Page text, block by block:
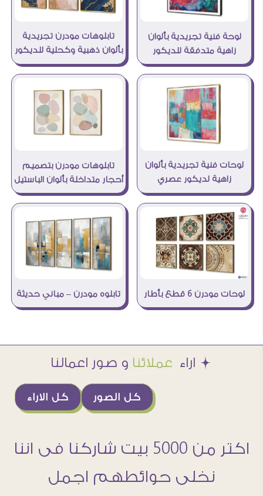
لوحة فنية تجريدية بألوان
زاهية متدفقة للديكور
تابلوهات مودرن تجريدية
بألوان ذهبية وكحلية للديكور
لوحات فنية تجريدية بألوان
زاهية لديكور عصري
تابلوهات مودرن بتصميم
أحجار متداخلة بألوان الباستيل
لوحات مودرن 6 قطع بأطار تابلوه مودرن – مباني حديثة
Æ اراء عملائنا و صور اعمالنا
كل الاراء كل الصور
اكتر من 5000 بيت شاركنا فى اننا
نخلى حوائطهم اجمل